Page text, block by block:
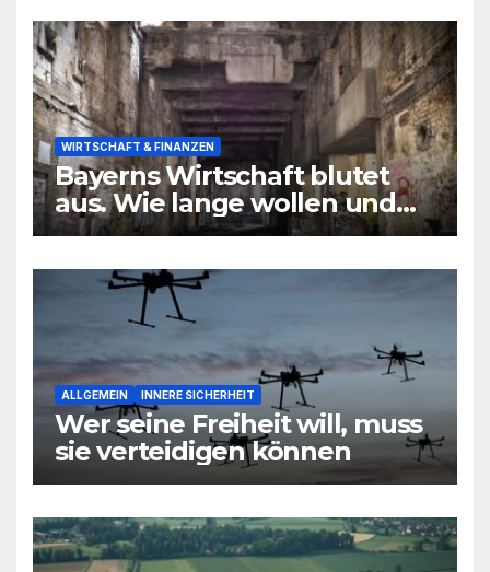
WIRTSCHAFT & FINANZEN
Bayerns Wirtschaft blutet
aus. Wie lange wollen und
können wir uns den
noch leisten?
ALLGEMEIN INNERE SICHERHEIT
Wer seine Freiheit will, muss
sie verteidigen können